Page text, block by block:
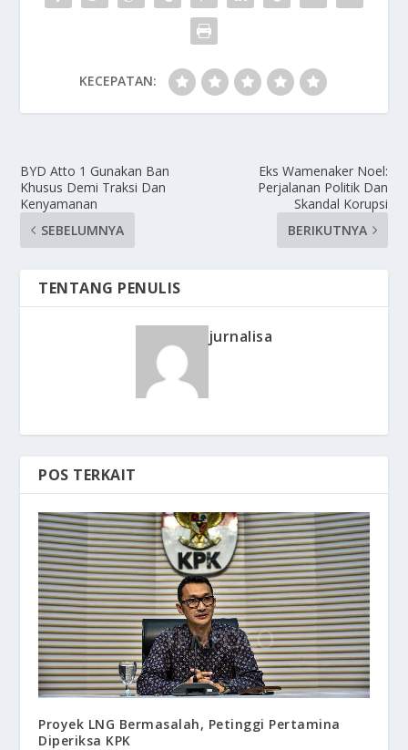
KECEPATAN:
BYD Atto 1 Gunakan Ban
Khusus Demi Traksi Dan
Kenyamanan
SEBELUMNYA
Eks Wamenaker Noel:
Perjalanan Politik Dan
Skandal Korupsi
BERIKUTNYA
TENTANG PENULIS
jurnalisa
POS TERKAIT
Proyek LNG Bermasalah, Petinggi Pertamina
Diperiksa KPK